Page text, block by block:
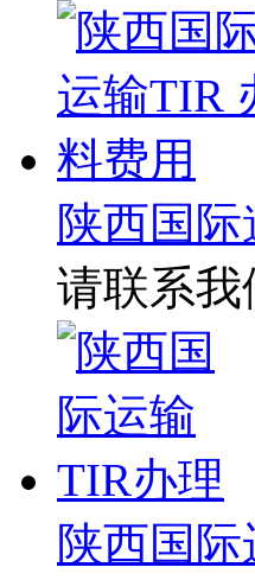
陕西国
请联系我
陕西国